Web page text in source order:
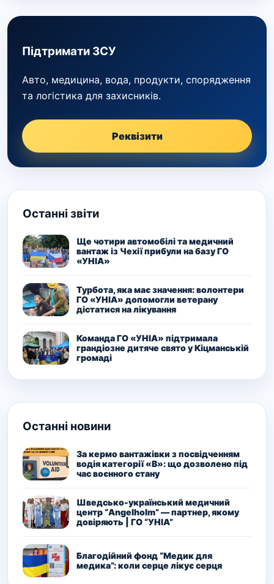
Підтримати ЗСУ
Авто, медицина, вода, продукти, спорядження
та логістика для захисників.
Реквізити
Останні звіти
Ще чотири автомобілі та медичний
вантаж із Чехії прибули на базу ГО
«УНІА»
Турбота, яка має значення: волонтери
ГО «УНІА» допомогли ветерану
дістатися на лікування
Команда ГО «УНІА» підтримала
грандіозне дитяче свято у Кіцманській
громаді
Останні новини
За кермо вантажівки з посвідченням
водія категорії «В»: що дозволено під
час воєнного стану
Шведсько-український медичний
центр “Angelholm” — партнер, якому
довіряють | ГО “УНІА”
Благодійний фонд “Медик для
медика”: коли серце лікує серця